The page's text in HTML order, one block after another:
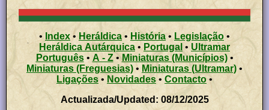
• Index • Heráldica • História • Legislação •
Heráldica Autárquica • Portugal • Ultramar
Português• A - Z•Miniaturas (Municípios)•
Miniaturas (Freguesias) • Miniaturas (Ultramar)•
Ligações • Novidades • Contacto•
Actualizada/Updated: 08/12/2025